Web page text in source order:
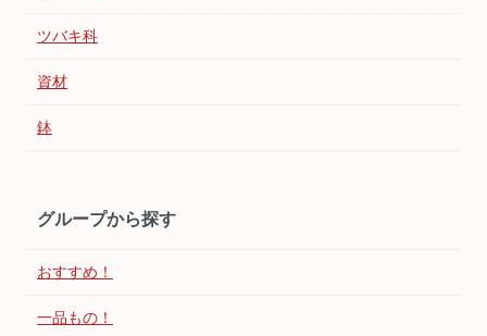
ツバキ科
資材
鉢
グループから探す
おすすめ！
一品もの！